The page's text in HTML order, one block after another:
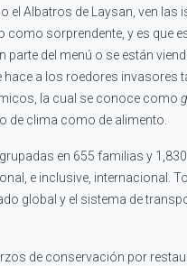
el Albatros de Laysan, ven
sorprendente, y es que
del menú o se están
a los roedores
la cual se conoce como
de clima como de alimento.
en 655 familias y
e inclusive, internacional.
global y el sistema de
de conservación por